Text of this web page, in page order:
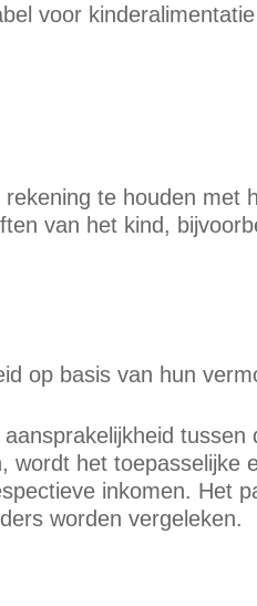
voor
te houden met
van het kind,
op basis van hun
het toepasselijke
inkomen. Het
worden vergeleken.